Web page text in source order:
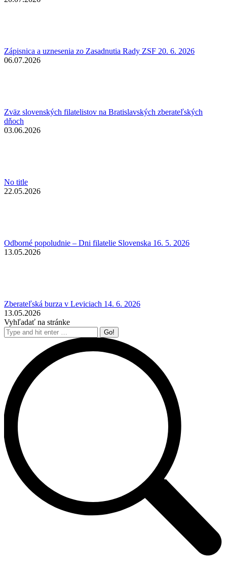
Zápisnica a uznesenia zo Zasadnutia Rady ZSF 20. 6. 2026
06.07.2026
Zväz slovenských filatelistov na Bratislavských zberateľských
dňoch
03.06.2026
No title
22.05.2026
Odborné popoludnie – Dni filatelie Slovenska 16. 5. 2026
13.05.2026
Zberateľská burza v Leviciach 14. 6. 2026
13.05.2026
Vyhľadať na stránke
Search: